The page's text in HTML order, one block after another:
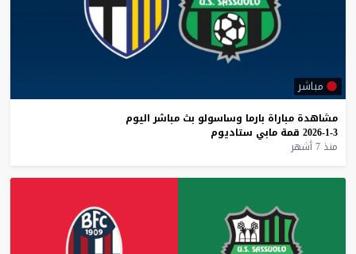
مباشر
مشاهدة مباراة بارما وساسولو بث مباشر اليوم
3-1-2026
قمة مابي ستاديوم
منذ 7 أشهر